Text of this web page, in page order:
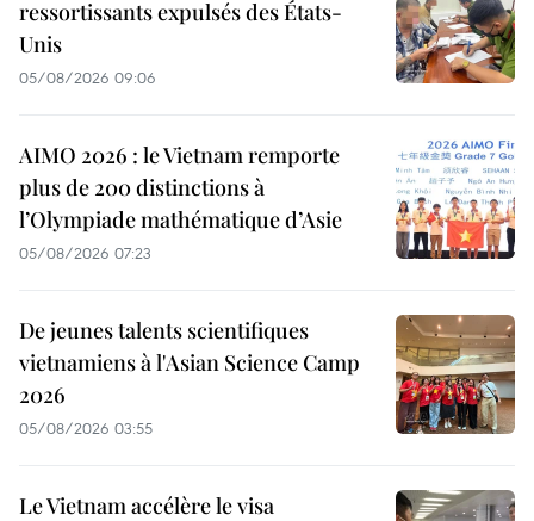
ressortissants expulsés des États-
Unis
05/08/2026 09:06
AIMO 2026 : le Vietnam remporte
plus de 200 distinctions à
l’Olympiade mathématique d’Asie
05/08/2026 07:23
De jeunes talents scientifiques
vietnamiens à l'Asian Science Camp
2026
05/08/2026 03:55
Le Vietnam accélère le visa